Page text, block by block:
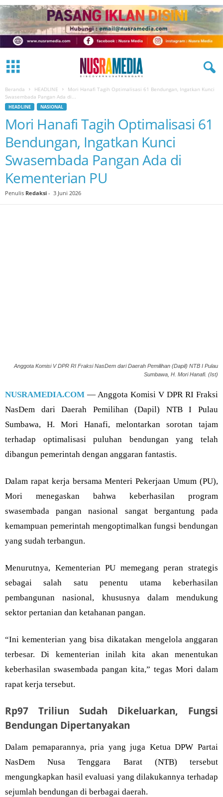
Beranda HEADLINE
Mori Hanafi Tagih Optimalisasi 61 Bendungan, Ingatkan Kunci
Swasembada Pangan Ada di...
HEADLINE NASIONAL
Mori Hanafi Tagih Optimalisasi 61
Bendungan, Ingatkan Kunci
Swasembada Pangan Ada di
Kementerian PU
Penulis Redaksi - 3 Juni 2026
Anggota Komisi V DPR RI Fraksi NasDem dari Daerah Pemilihan (Dapil) NTB I Pulau
Sumbawa, H. Mori Hanafi. (Ist)
NUSRAMEDIA.COM — Anggota Komisi V DPR RI Fraksi
NasDem dari Daerah Pemilihan (Dapil) NTB I Pulau
Sumbawa, H. Mori Hanafi, melontarkan sorotan tajam
terhadap optimalisasi puluhan bendungan yang telah
dibangun pemerintah dengan anggaran fantastis.
Dalam rapat kerja bersama Menteri Pekerjaan Umum (PU),
Mori menegaskan bahwa keberhasilan program
swasembada pangan nasional sangat bergantung pada
kemampuan pemerintah mengoptimalkan fungsi bendungan
yang sudah terbangun.
Menurutnya, Kementerian PU memegang peran strategis
sebagai salah satu penentu utama keberhasilan
pembangunan nasional, khususnya dalam mendukung
sektor pertanian dan ketahanan pangan.
“Ini kementerian yang bisa dikatakan mengelola anggaran
terbesar. Di kementerian inilah kita akan menentukan
keberhasilan swasembada pangan kita,” tegas Mori dalam
rapat kerja tersebut.
Rp97 Triliun Sudah Dikeluarkan, Fungsi
Bendungan Dipertanyakan
Dalam pemaparannya, pria yang juga Ketua DPW Partai
NasDem Nusa Tenggara Barat (NTB) tersebut
mengungkapkan hasil evaluasi yang dilakukannya terhadap
sejumlah bendungan di berbagai daerah.